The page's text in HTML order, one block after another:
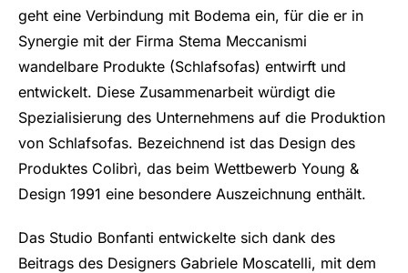
geht eine Verbindung mit Bodema ein, für die er in
Synergie mit der Firma Stema Meccanismi
wandelbare Produkte (Schlafsofas) entwirft und
entwickelt. Diese Zusammenarbeit würdigt die
Spezialisierung des Unternehmens auf die Produktion
von Schlafsofas. Bezeichnend ist das Design des
Produktes Colibrì, das beim Wettbewerb Young &
Design 1991 eine besondere Auszeichnung enthält.
Das Studio Bonfanti entwickelte sich dank des
Beitrags des Designers Gabriele Moscatelli, mit dem